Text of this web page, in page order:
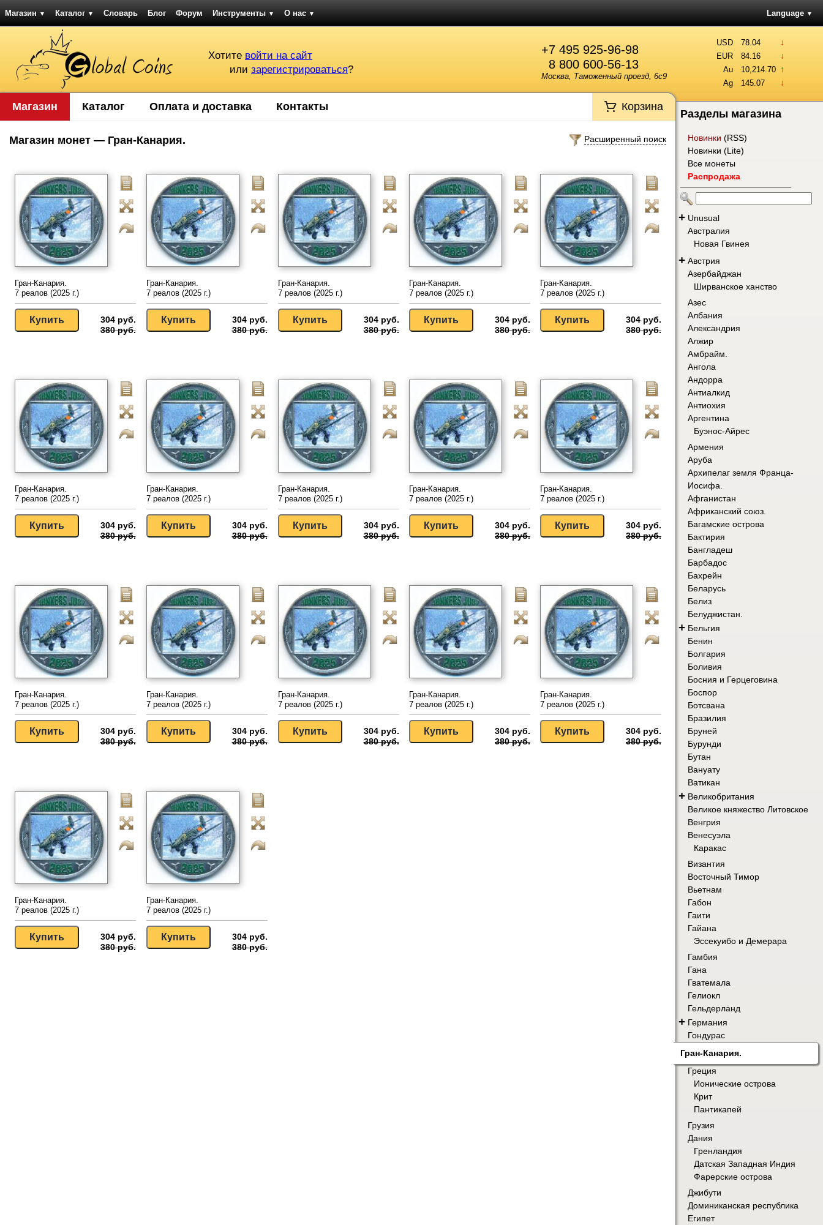
Магазин ▼ Каталог ▼ Словарь Блог Форум Инструменты ▼ О нас ▼ Language ▼
+7 495 925-96-98
8 800 600-56-13
Москва, Таможенный проезд, 6с9
Хотите войти на сайт
или зарегистрироваться?
USD 78.04 ↓
EUR 84.16 ↓
Au 10,214.70 ↑
Ag 145.07 ↓
Магазин Каталог Оплата и доставка Контакты Корзина
Расширенный поиск
Магазин монет — Гран-Канария.
Гран-Канария.
7 реалов (2025 г.)
304 руб.
380 руб.
Гран-Канария.
7 реалов (2025 г.)
304 руб.
380 руб.
Гран-Канария.
7 реалов (2025 г.)
304 руб.
380 руб.
Гран-Канария.
7 реалов (2025 г.)
304 руб.
380 руб.
Гран-Канария.
7 реалов (2025 г.)
304 руб.
380 руб.
Гран-Канария.
7 реалов (2025 г.)
304 руб.
380 руб.
Гран-Канария.
7 реалов (2025 г.)
304 руб.
380 руб.
Гран-Канария.
7 реалов (2025 г.)
304 руб.
380 руб.
Гран-Канария.
7 реалов (2025 г.)
304 руб.
380 руб.
Гран-Канария.
7 реалов (2025 г.)
304 руб.
380 руб.
Гран-Канария.
7 реалов (2025 г.)
304 руб.
380 руб.
Гран-Канария.
7 реалов (2025 г.)
304 руб.
380 руб.
Гран-Канария.
7 реалов (2025 г.)
304 руб.
380 руб.
Гран-Канария.
7 реалов (2025 г.)
304 руб.
380 руб.
Гран-Канария.
7 реалов (2025 г.)
304 руб.
380 руб.
Гран-Канария.
7 реалов (2025 г.)
304 руб.
380 руб.
Гран-Канария.
7 реалов (2025 г.)
304 руб.
380 руб.
Разделы магазина
Новинки (RSS)
Новинки (Lite)
Все монеты
Распродажа
+ Unusual
Австралия
Новая Гвинея
+ Австрия
Азербайджан
Ширванское ханство
Азес
Албания
Александрия
Алжир
Амбрайм.
Ангола
Андорра
Антиалкид
Антиохия
Аргентина
Буэнос-Айрес
Армения
Аруба
Архипелаг земля Франца-
Иосифа.
Афганистан
Африканский союз.
Багамские острова
Бактирия
Бангладеш
Барбадос
Бахрейн
Беларусь
Белиз
Белуджистан.
+ Бельгия
Бенин
Болгария
Боливия
Босния и Герцеговина
Боспор
Ботсвана
Бразилия
Бруней
Бурунди
Бутан
Вануату
Ватикан
+ Великобритания
Великое княжество Литовское
Венгрия
Венесуэла
Каракас
Византия
Восточный Тимор
Вьетнам
Габон
Гаити
Гайана
Эссекуибо и Демерара
Гамбия
Гана
Гватемала
Гелиокл
Гельдерланд
+ Германия
Гондурас
Гран-Канария.
Греция
Ионические острова
Крит
Пантикапей
Грузия
Дания
Гренландия
Датская Западная Индия
Фарерские острова
Джибути
Доминиканская республика
Египет